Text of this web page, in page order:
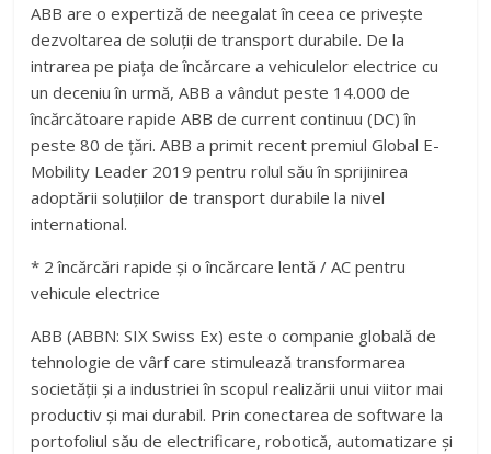
ABB are o expertiză de neegalat în ceea ce privește
dezvoltarea de soluții de transport durabile. De la
intrarea pe piața de încărcare a vehiculelor electrice cu
un deceniu în urmă, ABB a vândut peste 14.000 de
încărcătoare rapide ABB de current continuu (DC) în
peste 80 de țări. ABB a primit recent premiul Global E-
Mobility Leader 2019 pentru rolul său în sprijinirea
adoptării soluțiilor de transport durabile la nivel
international.
* 2 încărcări rapide și o încărcare lentă / AC pentru
vehicule electrice
ABB (ABBN: SIX Swiss Ex) este o companie globală de
tehnologie de vârf care stimulează transformarea
societății și a industriei în scopul realizării unui viitor mai
productiv și mai durabil. Prin conectarea de software la
portofoliul său de electrificare, robotică, automatizare și